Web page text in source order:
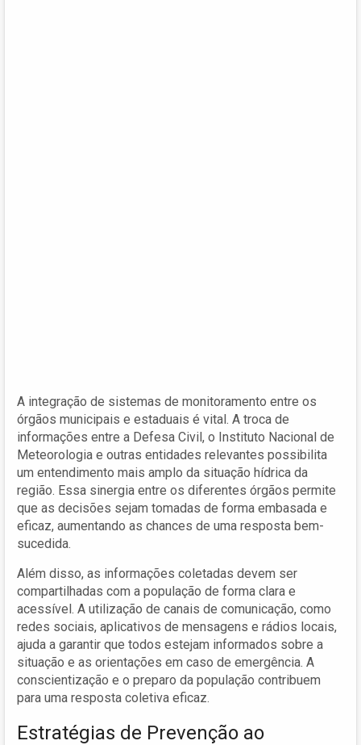
A integração de sistemas de monitoramento entre os
órgãos municipais e estaduais é vital. A troca de
informações entre a Defesa Civil, o Instituto Nacional de
Meteorologia e outras entidades relevantes possibilita
um entendimento mais amplo da situação hídrica da
região. Essa sinergia entre os diferentes órgãos permite
que as decisões sejam tomadas de forma embasada e
eficaz, aumentando as chances de uma resposta bem-
sucedida.
Além disso, as informações coletadas devem ser
compartilhadas com a população de forma clara e
acessível. A utilização de canais de comunicação, como
redes sociais, aplicativos de mensagens e rádios locais,
ajuda a garantir que todos estejam informados sobre a
situação e as orientações em caso de emergência. A
conscientização e o preparo da população contribuem
para uma resposta coletiva eficaz.
Estratégias de Prevenção ao